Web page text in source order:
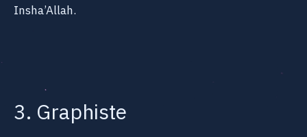
Insha’Allah.
3. Graphiste